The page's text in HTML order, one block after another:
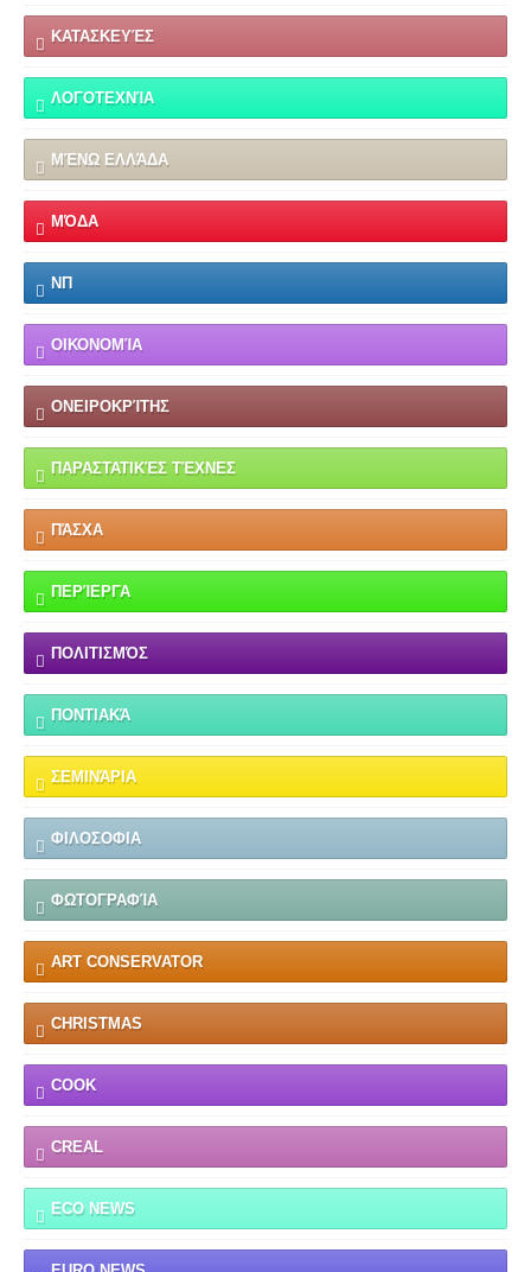
ΚΑΤΑΣΚΕΥΈΣ
ΛΟΓΟΤΕΧΝΊΑ
ΜΈΝΩ ΕΛΛΆΔΑ
ΜΌΔΑ
ΝΠ
ΟΙΚΟΝΟΜΊΑ
ΟΝΕΙΡΟΚΡΊΤΗΣ
ΠΑΡΑΣΤΑΤΙΚΈΣ ΤΈΧΝΕΣ
ΠΆΣΧΑ
ΠΕΡΊΕΡΓΑ
ΠΟΛΙΤΙΣΜΌΣ
ΠΟΝΤΙΑΚΆ
ΣΕΜΙΝΆΡΙΑ
ΦΙΛΟΣΟΦΙΑ
ΦΩΤΟΓΡΑΦΊΑ
ART CONSERVATOR
CHRISTMAS
COOK
CREAL
ECO NEWS